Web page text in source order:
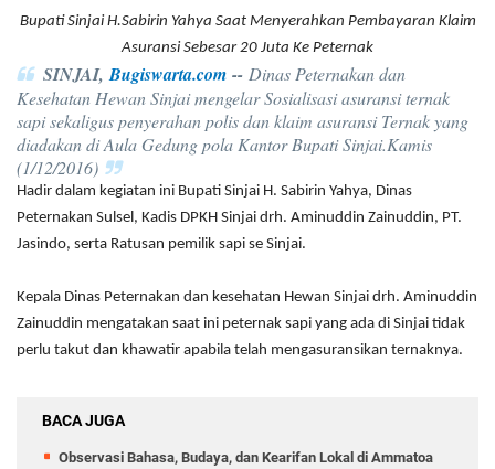
Bupati Sinjai H.Sabirin Yahya Saat Menyerahkan Pembayaran Klaim
Asuransi Sebesar 20 Juta Ke Peternak
SINJAI,Bugiswarta.com -- Dinas Peternakan dan
Kesehatan Hewan Sinjai mengelar Sosialisasi asuransi ternak
sapi sekaligus penyerahan polis dan klaim asuransi Ternak yang
diadakan di Aula Gedung pola Kantor Bupati Sinjai.Kamis
(1/12/2016)
Hadir dalam kegiatan ini Bupati Sinjai H. Sabirin Yahya, Dinas
Peternakan Sulsel, Kadis DPKH Sinjai drh. Aminuddin Zainuddin, PT.
Jasindo, serta Ratusan pemilik sapi se Sinjai.
Kepala Dinas Peternakan dan kesehatan Hewan Sinjai drh. Aminuddin
Zainuddin mengatakan saat ini peternak sapi yang ada di Sinjai tidak
perlu takut dan khawatir apabila telah mengasuransikan ternaknya.
BACA JUGA
Observasi Bahasa, Budaya, dan Kearifan Lokal di Ammatoa